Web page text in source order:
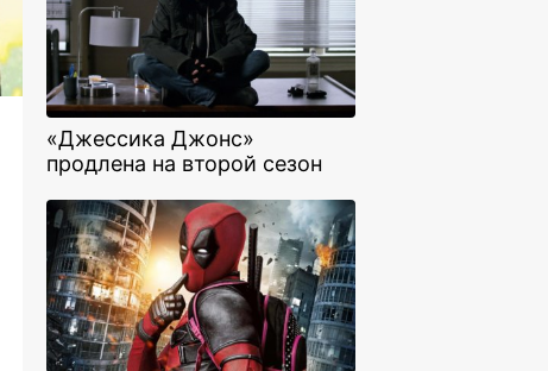
«Джессика Джонс»
продлена на второй сезон